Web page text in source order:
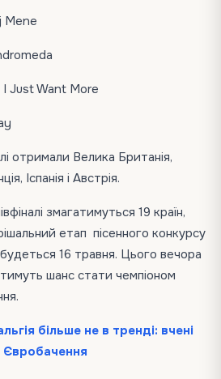
Mene
Just Want More
отримали Велика Британія,
Іспанія і Австрія.
змагатимуться 19 країн,
етап пісенного конкурсу
16 травня. Цього вечора
шанс стати чемпіоном
більше не в тренді: вчені
Євробачення